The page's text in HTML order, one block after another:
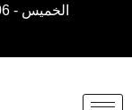
الخميس - 2026/08/06 6:57:36 صباحًا